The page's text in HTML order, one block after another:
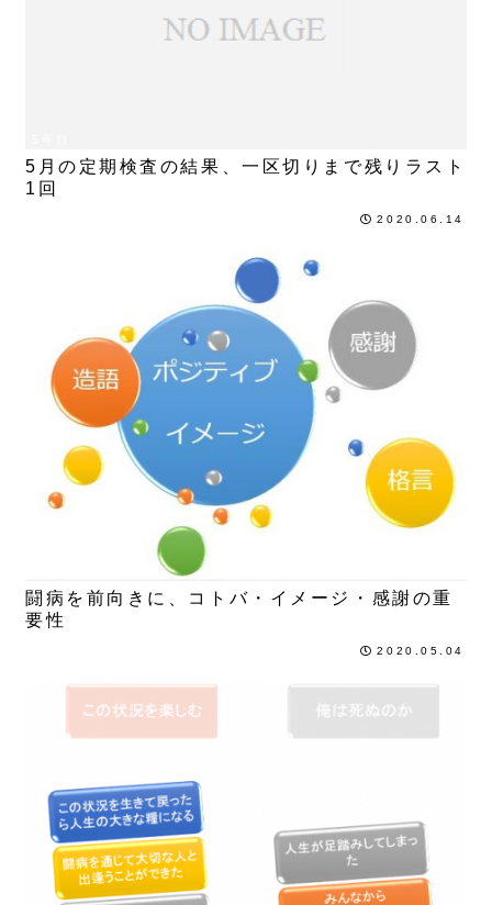
5月の定期検査の結果、一区切りまで残りラスト
1回
2020.06.14
闘病を前向きに、コトバ・イメージ・感謝の重
要性
2020.05.04